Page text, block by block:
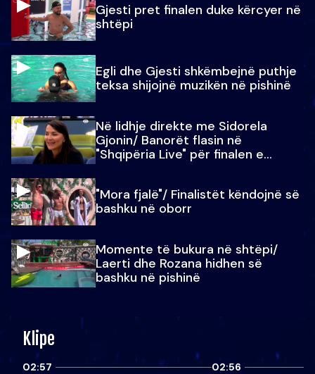
Gjesti pret finalen duke kërcyer në
shtëpi
Egli dhe Gjesti shkëmbejnë puthje
teksa shijojnë muzikën në pishinë
Në lidhje direkte me Sidorela
Gjonin/ Banorët flasin në
"Shqipëria Live" për finalen e
"Mora fjalë"/ Finalistët këndojnë së
bashku në oborr
Momente të bukura në shtëpi/
Laerti dhe Rozana hidhen së
bashku në pishinë
Klipe
02:57 02:56